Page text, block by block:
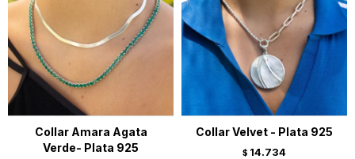
Collar Amara Agata
Verde- Plata 925
Collar Velvet - Plata 925
$ 14.734